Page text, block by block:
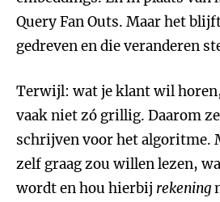
Query Fan Outs. Maar het
gedreven en die veranderen
Terwijl: wat je klant wil
vaak niet zó grillig. Daarom
schrijven voor het algoritme.
zelf graag zou willen lezen,
wordt en hou hierbij rekening